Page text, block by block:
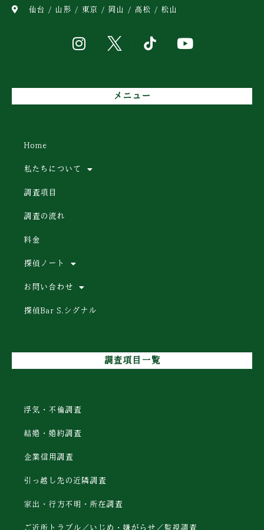
仙台 / 山形 / 東京 / 岡山 / 高松 / 松山
メニュー
Home
私たちについて
調査項目
調査の流れ
料金
探偵ノート
お問い合わせ
探偵Bar S.シグナル
調査項目一覧
浮気・不倫調査
結婚・婚約調査
企業信用調査
引っ越し先の近隣調査
家出・行方不明・所在調査
ご近所トラブル／いじめ・嫌がらせ／監視調査